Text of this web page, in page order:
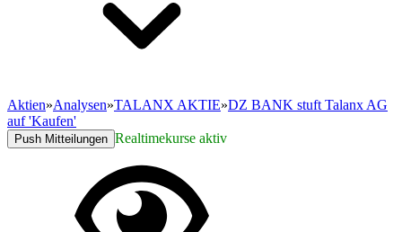
Aktien»Analysen»TALANX AKTIE»DZ BANK stuft Talanx AG
auf 'Kaufen'
Push Mitteilungen Realtimekurse aktiv